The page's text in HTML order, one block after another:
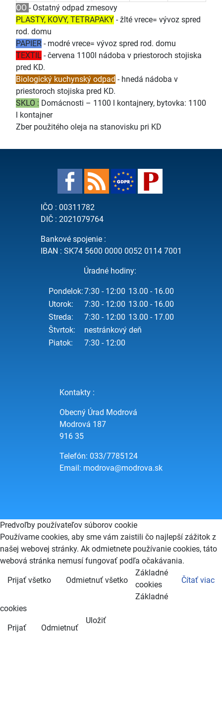
OO - Ostatný odpad zmesovy
PLASTY, KOVY, TETRAPAKY - žlté vrece= vývoz spred
rod. domu
PAPIER - modré vrece= vývoz spred rod. domu
TEXTIL - červena 1100l nádoba v priestoroch stojiska
pred KD.
Biologický kuchynský odpad - hnedá nádoba v
priestoroch stojiska pred KD.
SKLO : Domácnosti – 1100 l kontajnery, bytovka: 1100
l kontajner
Zber použitého oleja na stanovisku pri KD
IČO : 00311782
DIČ : 2021079764
Bankové spojenie :
IBAN : SK74 5600 0000 0052 0114 7001
Úradné hodiny:
Pondelok:7:30 - 12:00 13.00 - 16.00
Utorok:
7:30 - 12:00 13.00 - 16.00
Streda:
7:30 - 12:00 13.00 - 17.00
Štvrtok:
nestránkový deň
Piatok:
7:30 - 12:00
Kontakty :
Obecný Úrad Modrová
Modrová 187
916 35
Telefón: 033/7785124
Email: modrova@modrova.sk
Predvoľby používateľov súborov cookie
Používame cookies, aby sme vám zaistili čo najlepší zážitok z
našej webovej stránky. Ak odmietnete používanie cookies, táto
webová stránka nemusí fungovať podľa očakávania.
Prijať všetko Odmietnuť všetko Čítať viac
Základné
cookies
Základné
cookies
Prijať Odmietnuť
Uložiť